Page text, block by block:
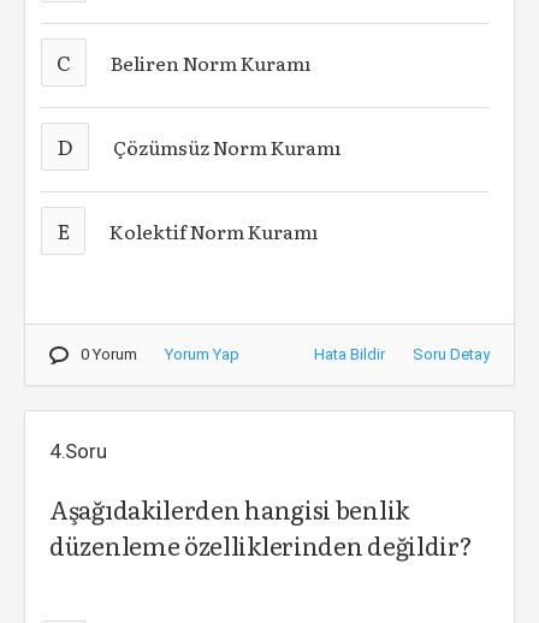
C Beliren Norm Kuramı
D Çözümsüz Norm Kuramı
E Kolektif Norm Kuramı
0 Yorum Yorum Yap Hata Bildir Soru Detay
4.Soru
Aşağıdakilerden hangisi benlik
düzenleme özelliklerinden değildir?